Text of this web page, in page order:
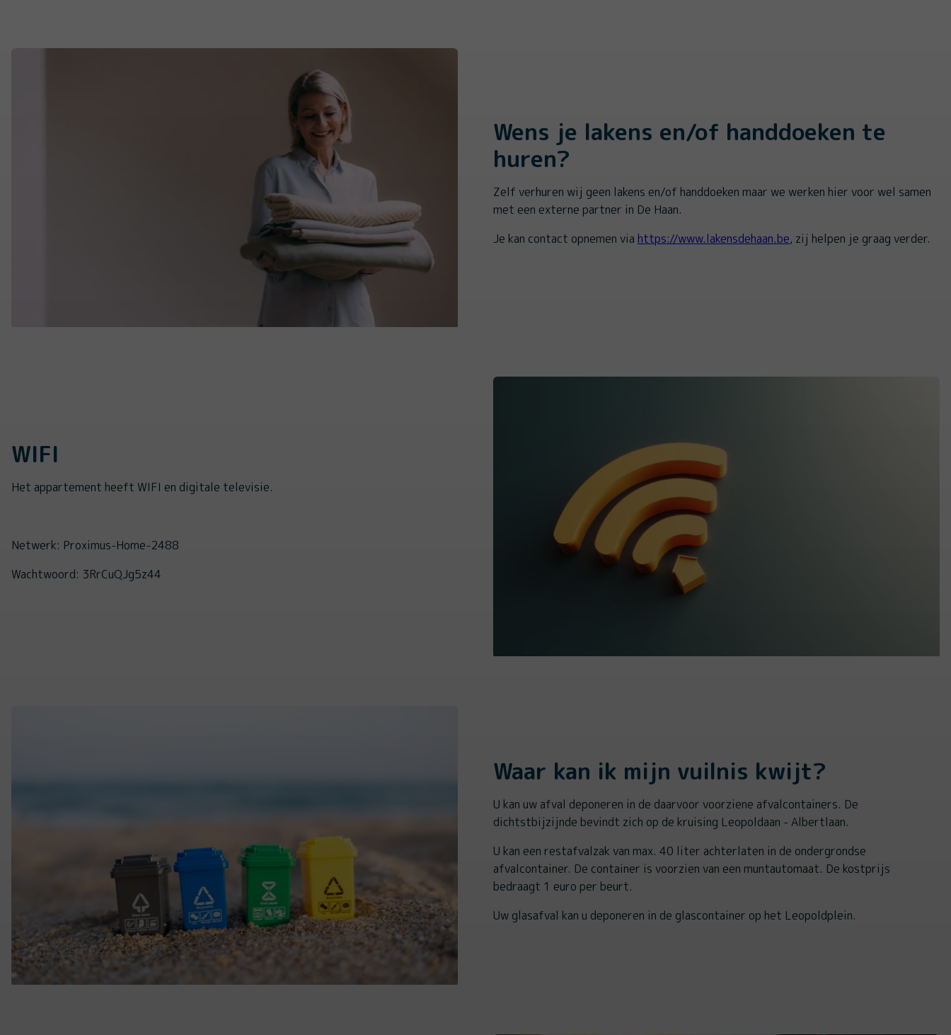
Wens je lakens en/of handdoeken te
huren?
Zelf verhuren wij geen lakens en/of handdoeken maar we werken hier voor wel samen
met een externe partner in De Haan.
Je kan contact opnemen via https://www.lakensdehaan.be, zij helpen je graag verder.
WIFI
Het appartement heeft WIFI en digitale televisie.
Netwerk: Proximus-Home-2488
Wachtwoord: 3RrCuQJg5z44
Waar kan ik mijn vuilnis kwijt?
U kan uw afval deponeren in de daarvoor voorziene afvalcontainers. De
dichtstbijzijnde bevindt zich op de kruising Leopoldaan - Albertlaan.
U kan een restafvalzak van max. 40 liter achterlaten in de ondergrondse
afvalcontainer. De container is voorzien van een muntautomaat. De kostprijs
bedraagt 1 euro per beurt.
Uw glasafval kan u deponeren in de glascontainer op het Leopoldplein.